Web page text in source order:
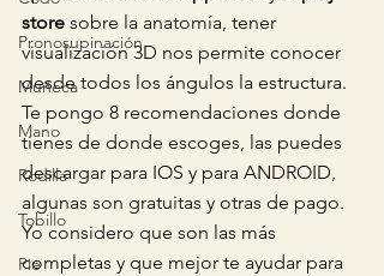
Pronosupinación
Muñeca
Mano
Rodilla
Tobillo
Pie
store sobre la anatomía, tener
visualización 3D nos permite conocer
desde todos los ángulos la estructura.
Te pongo 8 recomendaciones donde
tienes de donde escoges, las puedes
descargar para IOS y para ANDROID,
algunas son gratuitas y otras de pago.
Yo considero que son las más
completas y que mejor te ayudar para